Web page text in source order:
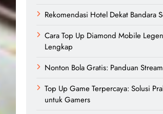
Rekomendasi Hotel Dekat Bandara
Cara Top Up Diamond Mobile
Lengkap
Nonton Bola Gratis: Panduan
Top Up Game Terpercaya: Solusi
untuk Gamers